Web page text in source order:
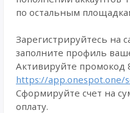
по остальным
Зарегистрируйтесь на
заполните профиль
Активируйте промокод
https://app.onespot.one/
Сформируйте счет на
оплату.